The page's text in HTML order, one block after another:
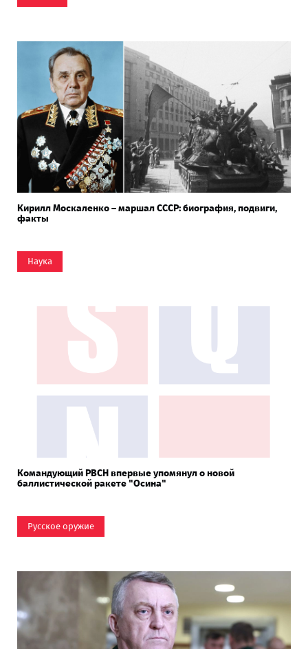
Кирилл Москаленко – маршал СССР: биография, подвиги,
факты
Наука
Командующий РВСН впервые упомянул о новой
баллистической ракете "Осина"
Русское оружие